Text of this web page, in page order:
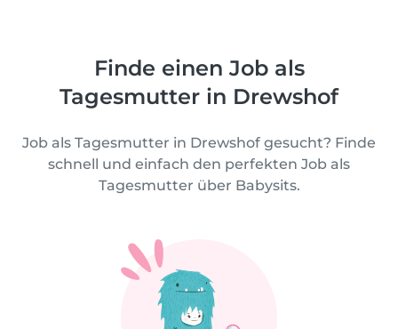
Finde einen Job als
Tagesmutter in Drewshof
Job als Tagesmutter in Drewshof gesucht? Finde
schnell und einfach den perfekten Job als
Tagesmutter über Babysits.